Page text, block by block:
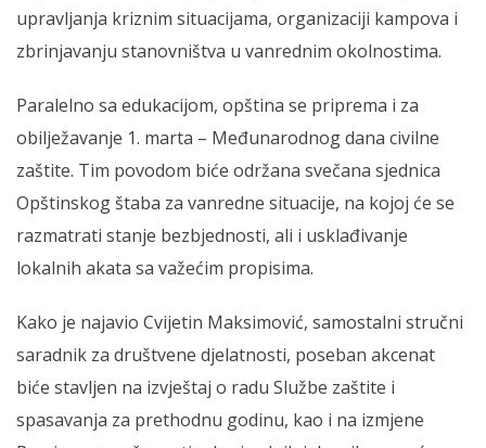
upravljanja kriznim situacijama, organizaciji kampova i
zbrinjavanju stanovništva u vanrednim okolnostima.
Paralelno sa edukacijom, opština se priprema i za
obilježavanje 1. marta – Međunarodnog dana civilne
zaštite. Tim povodom biće održana svečana sjednica
Opštinskog štaba za vanredne situacije, na kojoj će se
razmatrati stanje bezbjednosti, ali i usklađivanje
lokalnih akata sa važećim propisima.
Kako je najavio Cvijetin Maksimović, samostalni stručni
saradnik za društvene djelatnosti, poseban akcenat
biće stavljen na izvještaj o radu Službe zaštite i
spasavanja za prethodnu godinu, kao i na izmjene